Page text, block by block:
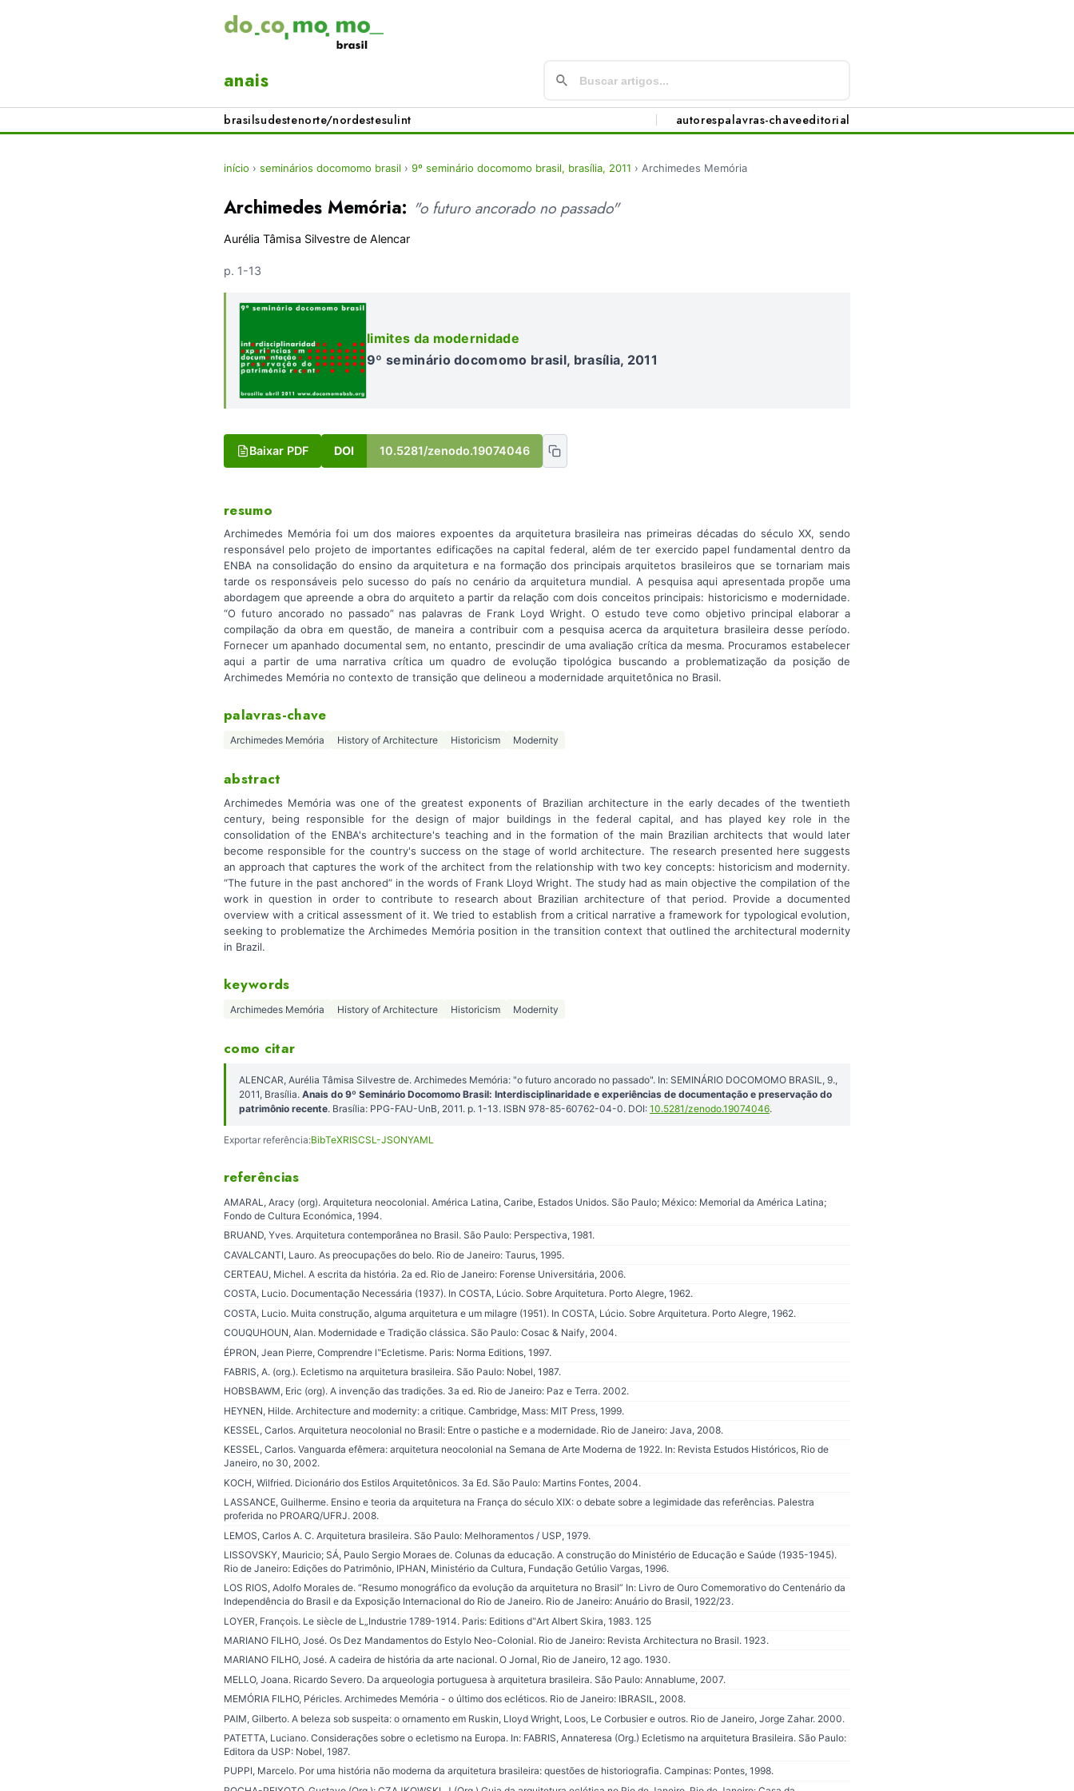
anais
brasilsudestenorte/nordestesulint autorespalavras-chaveeditorial
início › seminários docomomo brasil › 9º seminário docomomo brasil, brasília, 2011 › Archimedes Memória
Archimedes Memória: "o futuro ancorado no passado"
Aurélia Tâmisa Silvestre de Alencar
p. 1-13
limites da modernidade
9º seminário docomomo brasil, brasília, 2011
Baixar PDF DOI 10.5281/zenodo.19074046
resumo
Archimedes Memória foi um dos maiores expoentes da arquitetura brasileira nas primeiras décadas do século XX, sendo
responsável pelo projeto de importantes edificações na capital federal, além de ter exercido papel fundamental dentro da
ENBA na consolidação do ensino da arquitetura e na formação dos principais arquitetos brasileiros que se tornariam mais
tarde os responsáveis pelo sucesso do país no cenário da arquitetura mundial. A pesquisa aqui apresentada propõe uma
abordagem que apreende a obra do arquiteto a partir da relação com dois conceitos principais: historicismo e modernidade.
“O futuro ancorado no passado” nas palavras de Frank Loyd Wright. O estudo teve como objetivo principal elaborar a
compilação da obra em questão, de maneira a contribuir com a pesquisa acerca da arquitetura brasileira desse período.
Fornecer um apanhado documental sem, no entanto, prescindir de uma avaliação crítica da mesma. Procuramos estabelecer
aqui a partir de uma narrativa crítica um quadro de evolução tipológica buscando a problematização da posição de
Archimedes Memória no contexto de transição que delineou a modernidade arquitetônica no Brasil.
palavras-chave
Archimedes Memória History of Architecture Historicism Modernity
abstract
Archimedes Memória was one of the greatest exponents of Brazilian architecture in the early decades of the twentieth
century, being responsible for the design of major buildings in the federal capital, and has played key role in the
consolidation of the ENBA's architecture's teaching and in the formation of the main Brazilian architects that would later
become responsible for the country's success on the stage of world architecture. The research presented here suggests
an approach that captures the work of the architect from the relationship with two key concepts: historicism and modernity.
“The future in the past anchored” in the words of Frank Lloyd Wright. The study had as main objective the compilation of the
work in question in order to contribute to research about Brazilian architecture of that period. Provide a documented
overview with a critical assessment of it. We tried to establish from a critical narrative a framework for typological evolution,
seeking to problematize the Archimedes Memória position in the transition context that outlined the architectural modernity
in Brazil.
keywords
Archimedes Memória History of Architecture Historicism Modernity
como citar
ALENCAR, Aurélia Tâmisa Silvestre de. Archimedes Memória: "o futuro ancorado no passado". In: SEMINÁRIO DOCOMOMO BRASIL, 9.,
2011, Brasília. Anais do 9º Seminário Docomomo Brasil: Interdisciplinaridade e experiências de documentação e preservação do
patrimônio recente. Brasília: PPG-FAU-UnB, 2011. p. 1-13. ISBN 978-85-60762-04-0. DOI: 10.5281/zenodo.19074046.
Exportar referência:BibTeXRISCSL-JSONYAML
referências
AMARAL, Aracy (org). Arquitetura neocolonial. América Latina, Caribe, Estados Unidos. São Paulo; México: Memorial da América Latina;
Fondo de Cultura Económica, 1994.
BRUAND, Yves. Arquitetura contemporânea no Brasil. São Paulo: Perspectiva, 1981.
CAVALCANTI, Lauro. As preocupações do belo. Rio de Janeiro: Taurus, 1995.
CERTEAU, Michel. A escrita da história. 2a ed. Rio de Janeiro: Forense Universitária, 2006.
COSTA, Lucio. Documentação Necessária (1937). In COSTA, Lúcio. Sobre Arquitetura. Porto Alegre, 1962.
COSTA, Lucio. Muita construção, alguma arquitetura e um milagre (1951). In COSTA, Lúcio. Sobre Arquitetura. Porto Alegre, 1962.
COUQUHOUN, Alan. Modernidade e Tradição clássica. São Paulo: Cosac & Naify, 2004.
ÉPRON, Jean Pierre, Comprendre l‟Ecletisme. Paris: Norma Editions, 1997.
FABRIS, A. (org.). Ecletismo na arquitetura brasileira. São Paulo: Nobel, 1987.
HOBSBAWM, Eric (org). A invenção das tradições. 3a ed. Rio de Janeiro: Paz e Terra. 2002.
HEYNEN, Hilde. Architecture and modernity: a critique. Cambridge, Mass: MIT Press, 1999.
KESSEL, Carlos. Arquitetura neocolonial no Brasil: Entre o pastiche e a modernidade. Rio de Janeiro: Java, 2008.
KESSEL, Carlos. Vanguarda efêmera: arquitetura neocolonial na Semana de Arte Moderna de 1922. In: Revista Estudos Históricos, Rio de
Janeiro, no 30, 2002.
KOCH, Wilfried. Dicionário dos Estilos Arquitetônicos. 3a Ed. São Paulo: Martins Fontes, 2004.
LASSANCE, Guilherme. Ensino e teoria da arquitetura na França do século XIX: o debate sobre a legimidade das referências. Palestra
proferida no PROARQ/UFRJ. 2008.
LEMOS, Carlos A. C. Arquitetura brasileira. São Paulo: Melhoramentos / USP, 1979.
LISSOVSKY, Mauricio; SÁ, Paulo Sergio Moraes de. Colunas da educação. A construção do Ministério de Educação e Saúde (1935-1945).
Rio de Janeiro: Edições do Patrimônio, IPHAN, Ministério da Cultura, Fundação Getúlio Vargas, 1996.
LOS RIOS, Adolfo Morales de. “Resumo monográfico da evolução da arquitetura no Brasil” In: Livro de Ouro Comemorativo do Centenário da
Independência do Brasil e da Exposição Internacional do Rio de Janeiro. Rio de Janeiro: Anuário do Brasil, 1922/23.
LOYER, François. Le siècle de L„Industrie 1789-1914. Paris: Editions d‟Art Albert Skira, 1983. 125
MARIANO FILHO, José. Os Dez Mandamentos do Estylo Neo-Colonial. Rio de Janeiro: Revista Architectura no Brasil. 1923.
MARIANO FILHO, José. A cadeira de história da arte nacional. O Jornal, Rio de Janeiro, 12 ago. 1930.
MELLO, Joana. Ricardo Severo. Da arqueologia portuguesa à arquitetura brasileira. São Paulo: Annablume, 2007.
MEMÓRIA FILHO, Péricles. Archimedes Memória - o último dos ecléticos. Rio de Janeiro: IBRASIL, 2008.
PAIM, Gilberto. A beleza sob suspeita: o ornamento em Ruskin, Lloyd Wright, Loos, Le Corbusier e outros. Rio de Janeiro, Jorge Zahar. 2000.
PATETTA, Luciano. Considerações sobre o ecletismo na Europa. In: FABRIS, Annateresa (Org.) Ecletismo na arquitetura Brasileira. São Paulo:
Editora da USP: Nobel, 1987.
PUPPI, Marcelo. Por uma história não moderna da arquitetura brasileira: questões de historiografia. Campinas: Pontes, 1998.